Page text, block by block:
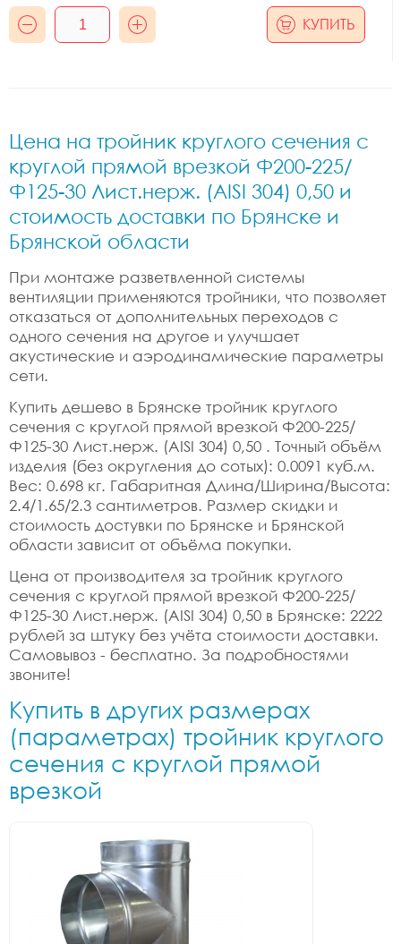
КУПИТЬ
Цена на тройник круглого сечения с
круглой прямой врезкой Ф200-225/
Ф125-30 Лист.нерж. (AISI 304) 0,50 и
стоимость доставки по Брянске и
Брянской области
При монтаже разветвленной системы
вентиляции применяются тройники, что позволяет
отказаться от дополнительных переходов с
одного сечения на другое и улучшает
акустические и аэродинамические параметры
сети.
Купить дешево в Брянске тройник круглого
сечения с круглой прямой врезкой Ф200-225/
Ф125-30 Лист.нерж. (AISI 304) 0,50 . Точный объём
изделия (без округления до сотых): 0.0091 куб.м.
Вес: 0.698 кг. Габаритная Длина/Ширина/Высота:
2.4/1.65/2.3 сантиметров. Размер скидки и
стоимость достувки по Брянске и Брянской
области зависит от объёма покупки.
Цена от производителя за тройник круглого
сечения с круглой прямой врезкой Ф200-225/
Ф125-30 Лист.нерж. (AISI 304) 0,50 в Брянске: 2222
рублей за штуку без учёта стоимости доставки.
Самовывоз - бесплатно. За подробностями
звоните!
Купить в других размерах
(параметрах) тройник круглого
сечения с круглой прямой
врезкой